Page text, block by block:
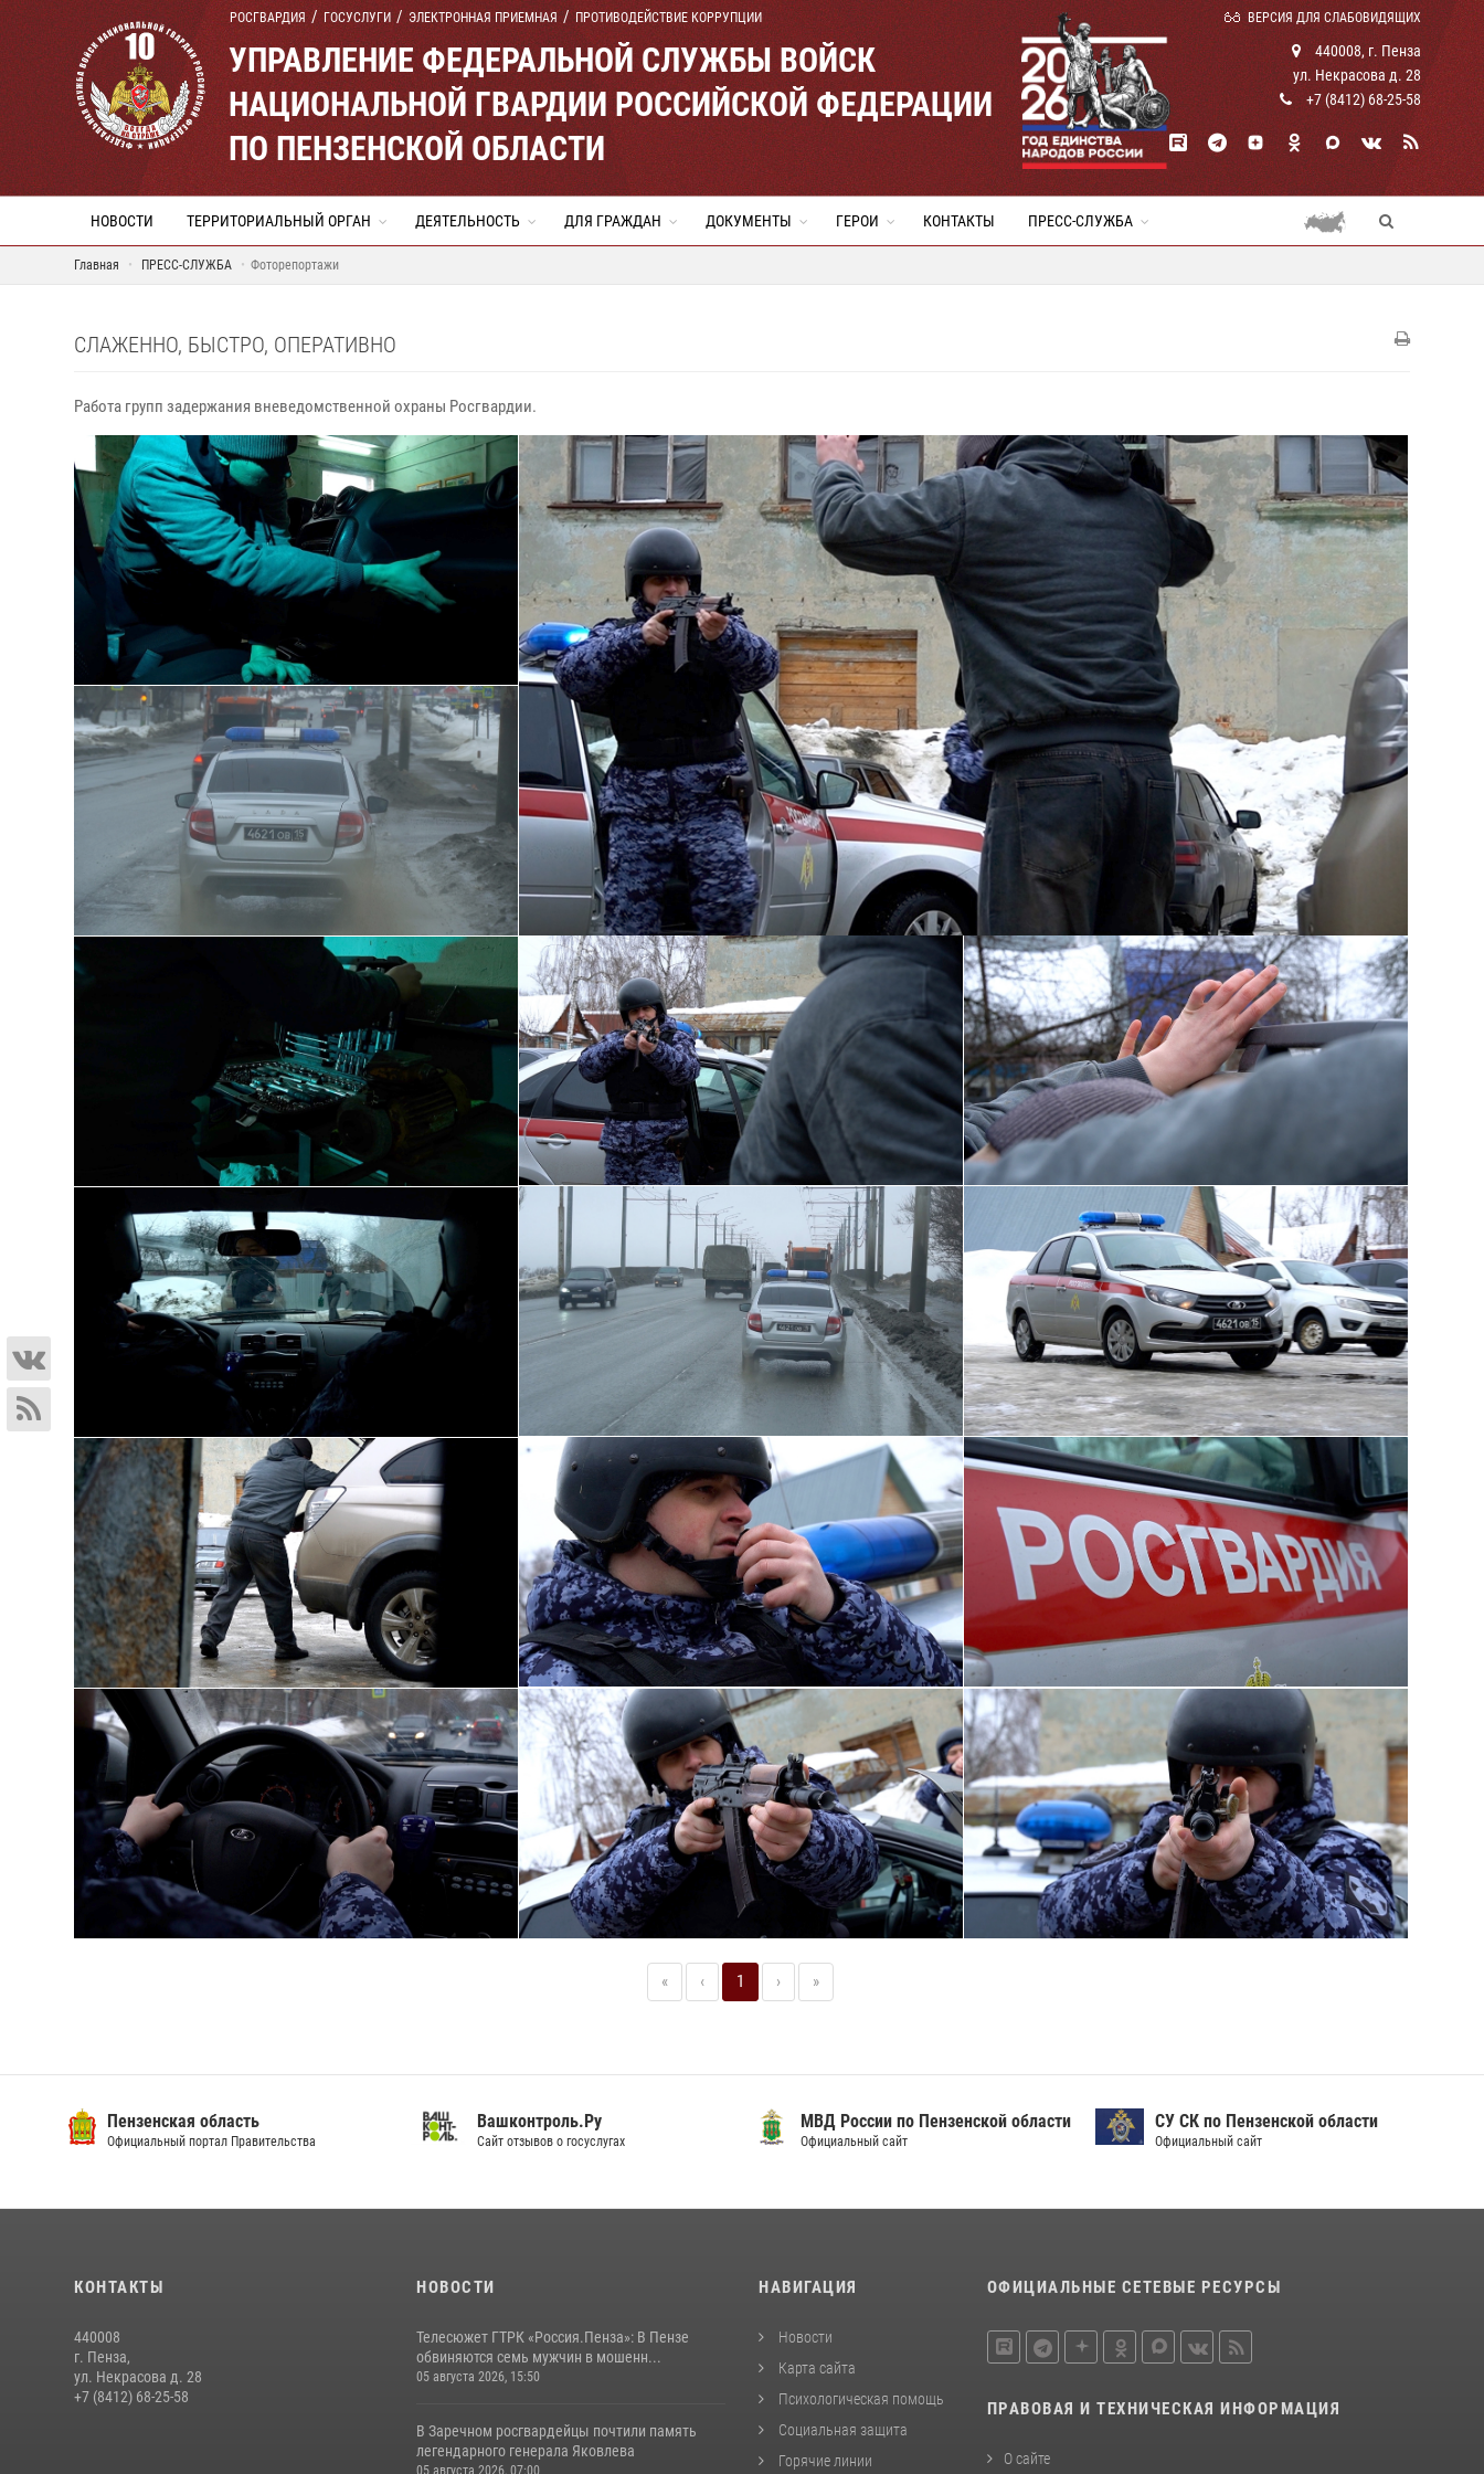
РОСГВАРДИЯ ГОСУСЛУГИ ЭЛЕКТРОННАЯ ПРИЕМНАЯ ПРОТИВОДЕЙСТВИЕ КОРРУПЦИИ ВЕРСИЯ ДЛЯ СЛАБОВИДЯЩИХ
УПРАВЛЕНИЕ ФЕДЕРАЛЬНОЙ СЛУЖБЫ ВОЙСК
НАЦИОНАЛЬНОЙ ГВАРДИИ РОССИЙСКОЙ ФЕДЕРАЦИИ
ПО ПЕНЗЕНСКОЙ ОБЛАСТИ
440008, г. Пенза
ул. Некрасова д. 28
+7 (8412) 68-25-58
НОВОСТИ ТЕРРИТОРИАЛЬНЫЙ ОРГАН ДЕЯТЕЛЬНОСТЬ ДЛЯ ГРАЖДАН ДОКУМЕНТЫ ГЕРОИ КОНТАКТЫ ПРЕСС-СЛУЖБА
Главная ПРЕСС-СЛУЖБА Фоторепортажи
СЛАЖЕННО, БЫСТРО, ОПЕРАТИВНО
Работа групп задержания вневедомственной охраны Росгвардии.
« ‹ 1 › »
Пензенская область
Официальный портал Правительства
Вашконтроль.Ру
Сайт отзывов о госуслугах
МВД России по Пензенской области
Официальный сайт
СУ СК по Пензенской области
Официальный сайт
КОНТАКТЫ
440008
г. Пенза,
ул. Некрасова д. 28
+7 (8412) 68-25-58
НОВОСТИ
Телесюжет ГТРК «Россия.Пенза»: В Пензе
обвиняются семь мужчин в мошенн...
05 августа 2026, 15:50
В Заречном росгвардейцы почтили память
легендарного генерала Яковлева
05 августа 2026, 07:00
НАВИГАЦИЯ
Новости
Карта сайта
Психологическая помощь
Социальная защита
Горячие линии
ОФИЦИАЛЬНЫЕ СЕТЕВЫЕ РЕСУРСЫ
ПРАВОВАЯ И ТЕХНИЧЕСКАЯ ИНФОРМАЦИЯ
О сайте